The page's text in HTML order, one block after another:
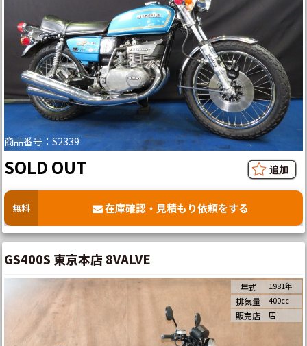
商品番号：S2339
SOLD OUT
無料 在庫確認・見積もり依頼をする
GS400S 東京本店 8VALVE
年式 1981年
排気量 400cc
販売店 店